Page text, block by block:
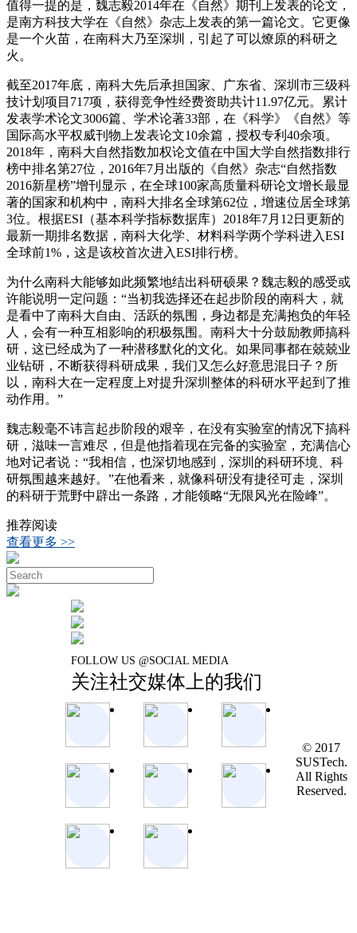
值得一提的是，魏志毅2014年在《自然》期刊上发表的论文，
是南方科技大学在《自然》杂志上发表的第一篇论文。它更像
是一个火苗，在南科大乃至深圳，引起了可以燎原的科研之
火。
截至2017年底，南科大先后承担国家、广东省、深圳市三级科
技计划项目717项，获得竞争性经费资助共计11.97亿元。累计
发表学术论文3006篇、学术论著33部，在《科学》《自然》等
国际高水平权威刊物上发表论文10余篇，授权专利40余项。
2018年，南科大自然指数加权论文值在中国大学自然指数排行
榜中排名第27位，2016年7月出版的《自然》杂志“自然指数
2016新星榜”增刊显示，在全球100家高质量科研论文增长最显
著的国家和机构中，南科大排名全球第62位，增速位居全球第
3位。根据ESI（基本科学指标数据库）2018年7月12日更新的
最新一期排名数据，南科大化学、材料科学两个学科进入ESI
全球前1%，这是该校首次进入ESI排行榜。
为什么南科大能够如此频繁地结出科研硕果？魏志毅的感受或
许能说明一定问题：“当初我选择还在起步阶段的南科大，就
是看中了南科大自由、活跃的氛围，身边都是充满抱负的年轻
人，会有一种互相影响的积极氛围。南科大十分鼓励教师搞科
研，这已经成为了一种潜移默化的文化。如果同事都在兢兢业
业钻研，不断获得科研成果，我们又怎么好意思混日子？所
以，南科大在一定程度上对提升深圳整体的科研水平起到了推
动作用。”
魏志毅毫不讳言起步阶段的艰辛，在没有实验室的情况下搞科
研，滋味一言难尽，但是他指着现在完备的实验室，充满信心
地对记者说：“我相信，也深切地感到，深圳的科研环境、科
研氛围越来越好。”在他看来，就像科研没有捷径可走，深圳
的科研于荒野中辟出一条路，才能领略“无限风光在险峰”。
推荐阅读
查看更多 >>
FOLLOW US @SOCIAL MEDIA
关注社交媒体上的我们
© 2017
SUSTech.
All Rights
Reserved.